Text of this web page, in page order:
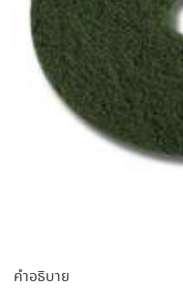
คำอธิบาย